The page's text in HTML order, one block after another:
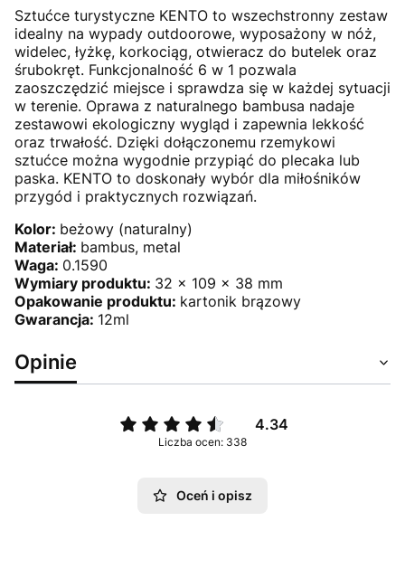
Sztućce turystyczne KENTO to wszechstronny zestaw
idealny na wypady outdoorowe, wyposażony w nóż,
widelec, łyżkę, korkociąg, otwieracz do butelek oraz
śrubokręt. Funkcjonalność 6 w 1 pozwala
zaoszczędzić miejsce i sprawdza się w każdej sytuacji
w terenie. Oprawa z naturalnego bambusa nadaje
zestawowi ekologiczny wygląd i zapewnia lekkość
oraz trwałość. Dzięki dołączonemu rzemykowi
sztućce można wygodnie przypiąć do plecaka lub
paska. KENTO to doskonały wybór dla miłośników
przygód i praktycznych rozwiązań.
Kolor: beżowy (naturalny)
Materiał: bambus, metal
Waga: 0.1590
Wymiary produktu: 32 x 109 x 38 mm
Opakowanie produktu: kartonik brązowy
Gwarancja: 12ml
Opinie
4.34
Liczba ocen: 338
Oceń i opisz